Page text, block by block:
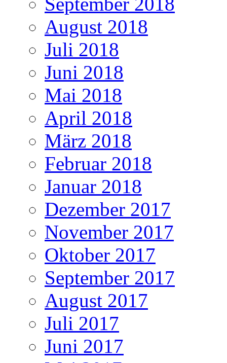
August 2018
Juli 2018
Juni 2018
Mai 2018
April 2018
März 2018
Februar 2018
Januar 2018
Dezember 2017
November 2017
Oktober 2017
September 2017
August 2017
Juli 2017
Juni 2017